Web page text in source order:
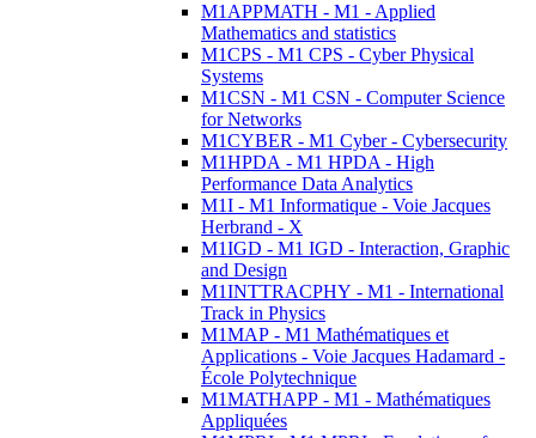
M1APPMATH - M1 - Applied
Mathematics and statistics
M1CPS - M1 CPS - Cyber Physical
Systems
M1CSN - M1 CSN - Computer Science
for Networks
M1CYBER - M1 Cyber - Cybersecurity
M1HPDA - M1 HPDA - High
Performance Data Analytics
M1I - M1 Informatique - Voie Jacques
Herbrand - X
M1IGD - M1 IGD - Interaction, Graphic
and Design
M1INTTRACPHY - M1 - International
Track in Physics
M1MAP - M1 Mathématiques et
Applications - Voie Jacques Hadamard -
École Polytechnique
M1MATHAPP - M1 - Mathématiques
Appliquées